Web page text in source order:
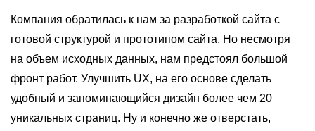
Компания обратилась к нам за разработкой сайта с
готовой структурой и прототипом сайта. Но несмотря
на объем исходных данных, нам предстоял большой
фронт работ. Улучшить UX, на его основе сделать
удобный и запоминающийся дизайн более чем 20
уникальных страниц. Ну и конечно же отверстать,